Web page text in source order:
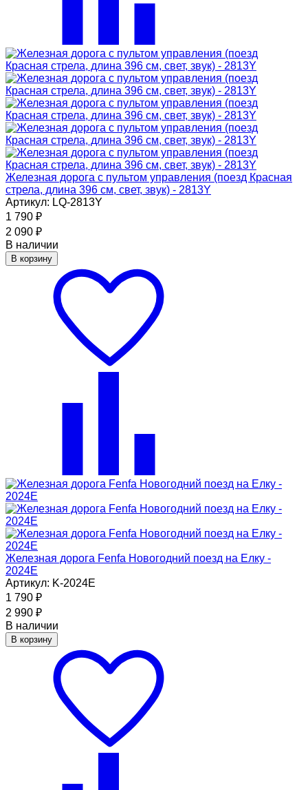
Железная дорога с пультом управления (поезд Красная
стрела, длина 396 см, свет, звук) - 2813Y
Артикул: LQ-2813Y
1 790 ₽
2 090 ₽
В наличии
В корзину
Железная дорога Fenfa Новогодний поезд на Елку -
2024E
Артикул: K-2024E
1 790 ₽
2 990 ₽
В наличии
В корзину